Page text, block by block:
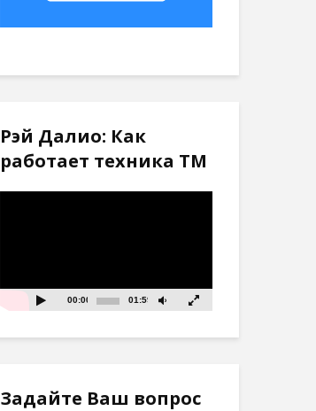
Рэй Далио: Как
работает техника ТМ
00:00 01:59
Задайте Ваш вопрос